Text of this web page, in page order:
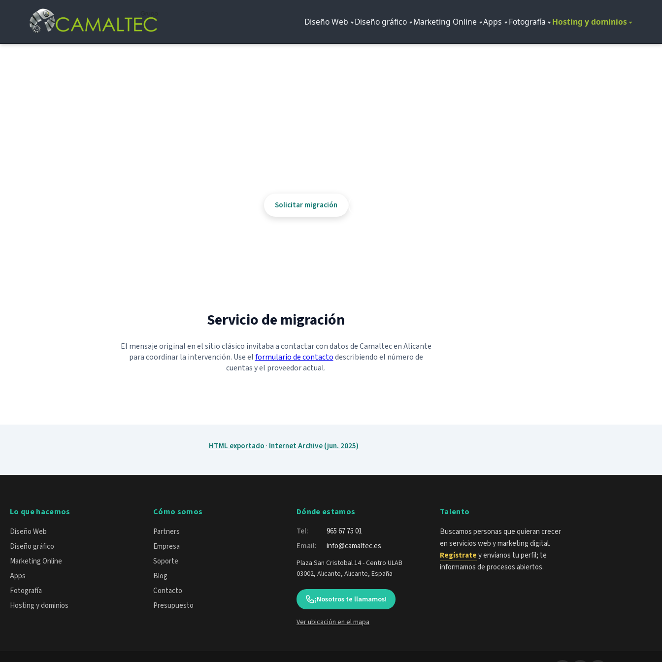
Diseño Web Diseño gráfico Marketing Online Apps Fotografía Hosting y dominios
Solicitar migración
Servicio de migración
El mensaje original en el sitio clásico invitaba a contactar con datos de Camaltec en Alicante
para coordinar la intervención. Use elformulario de contactodescribiendo el número de
cuentas y el proveedor actual.
HTML exportado · Internet Archive (jun. 2025)
Lo que hacemos
Diseño Web
Diseño gráfico
Marketing Online
Apps
Fotografía
Hosting y dominios
Cómo somos
Partners
Empresa
Soporte
Blog
Contacto
Presupuesto
Dónde estamos
Tel:
965 67 75 01
Email:
info@camaltec.es
Plaza San Cristobal 14 - Centro ULAB
03002, Alicante, Alicante, España
¡Nosotros te llamamos!
Ver ubicación en el mapa
Talento
Buscamos personas que quieran crecer
en servicios web y marketing digital.
Regístratey envíanos tu perfil; te
informamos de procesos abiertos.